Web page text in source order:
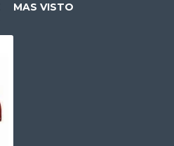
MAS VISTO